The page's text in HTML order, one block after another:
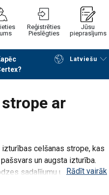
Reģistrēties
Pieslēgties
Jūsu
pieprasījums
Latviešu
pieprasījumu
ar
celšanas strope, kas
un augsta izturība.
sadalījumu un uzticamu
Rādīt vairāk